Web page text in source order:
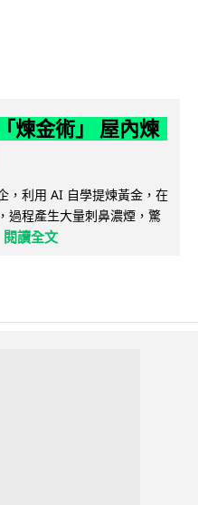
煉金術」 屋內煉
，利用 AI 自學提煉黃金，在
過程產生大量刺鼻濃煙，驚
閱讀全文